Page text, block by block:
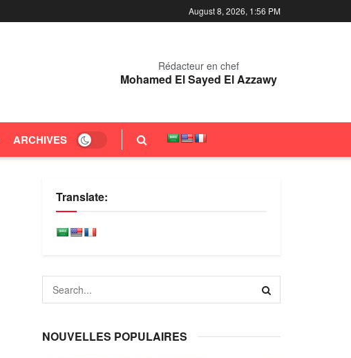
August 8, 2026, 1:56 PM
Rédacteur en chef
Mohamed El Sayed El Azzawy
ARCHIVES
Translate:
NOUVELLES POPULAIRES